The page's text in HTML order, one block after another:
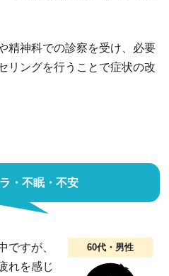
精神科での診察を受け、必要
リングを行うことで症状の改
・不眠・不安
60代・男性
ですが、
れを感じ